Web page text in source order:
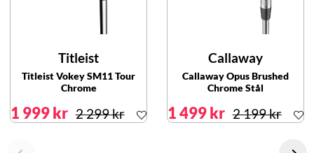
Titleist
Titleist Vokey SM11 Tour
Chrome
1 999 kr 2 299 kr
Callaway
Callaway Opus Brushed
Chrome Stål
1 499 kr 2 199 kr